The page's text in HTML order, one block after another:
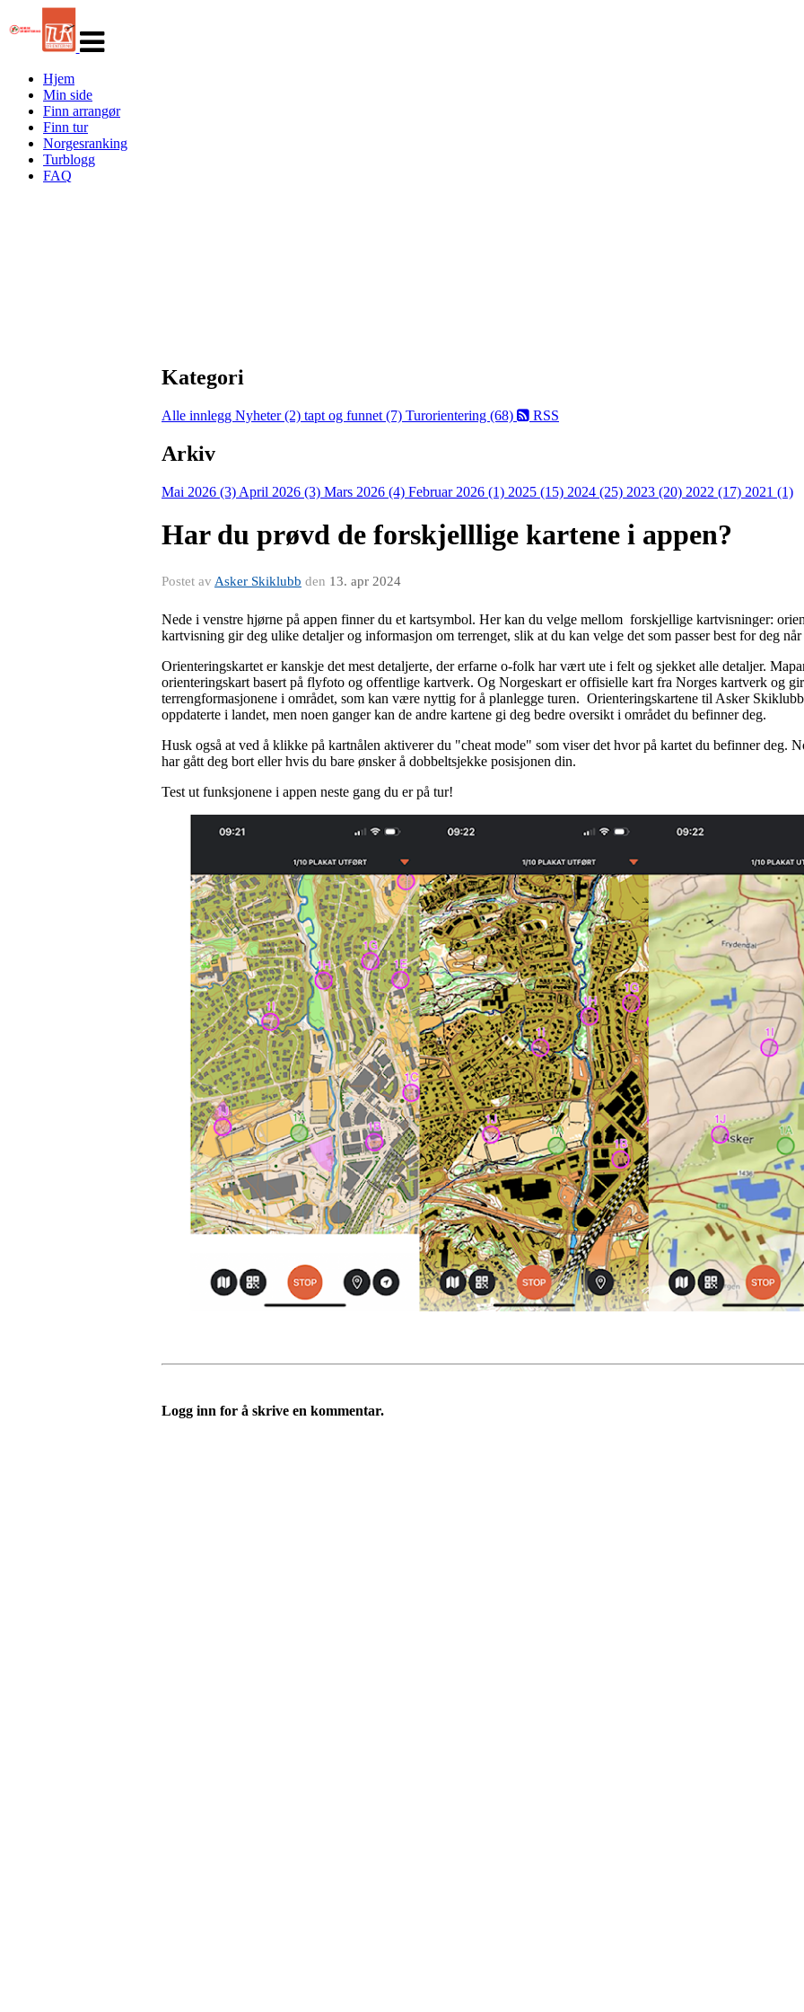
navigasjon
Hjem
Min side
Finn arrangør
Finn tur
Norgesranking
Turblogg
FAQ
Kategori
Alle innlegg Nyheter (2) tapt og funnet (7) Turorientering (68) RSS
Arkiv
Mai 2026 (3) April 2026 (3) Mars 2026 (4) Februar 2026 (1) 2025 (15) 2024 (25) 2023 (20) 2022 (17) 2021 (1)
Har du prøvd de forskjelllige kartene i appen?
Postet av Asker Skiklubb den 13. apr 2024
Nede i venstre hjørne på appen finner du et kartsymbol. Her kan du velge mellom forskjellige kartvisninger:
kartvisning gir deg ulike detaljer og informasjon om terrenget, slik at du kan velge det som passer best for deg
Orienteringskartet er kanskje det mest detaljerte, der erfarne o-folk har vært ute i felt og sjekket alle detaljer.
orienteringskart basert på flyfoto og offentlige kartverk. Og Norgeskart er offisielle kart fra Norges kartverk og
terrengformasjonene i området, som kan være nyttig for å planlegge turen. Orienteringskartene til Asker
oppdaterte i landet, men noen ganger kan de andre kartene gi deg bedre oversikt i området du befinner deg.
Husk også at ved å klikke på kartnålen aktiverer du "cheat mode" som viser det hvor på kartet du befinner deg.
har gått deg bort eller hvis du bare ønsker å dobbeltsjekke posisjonen din.
Test ut funksjonene i appen neste gang du er på tur!
Logg inn for å skrive en kommentar.